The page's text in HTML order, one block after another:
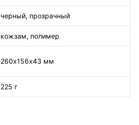
черный, прозрачный
кожзам, полимер
260х156х43 мм
225 г